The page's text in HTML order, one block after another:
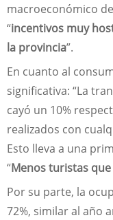
macroeconómico
“incentivos muy
la provincia”.
En cuanto al
significativa: “La
cayó un 10%
realizados con
Esto lleva a una
“Menos turistas
Por su parte, la
72%, similar al año